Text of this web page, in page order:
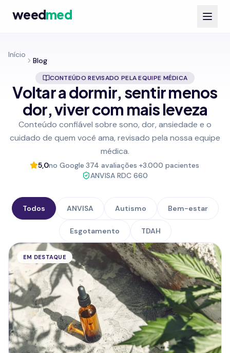
weedmed
Início
Blog
CONTEÚDO REVISADO PELA EQUIPE MÉDICA
Voltar a dormir, sentir menos
dor, viver com mais leveza
Conteúdo confiável sobre sono, dor, ansiedade e o
cuidado de quem você ama, revisado pela nossa equipe
médica.
5,0no Google 374 avaliações +3.000 pacientes
ANVISA RDC 660
Todos ANVISA Autismo Bem-estar
Esgotamento TDAH
EM DESTAQUE